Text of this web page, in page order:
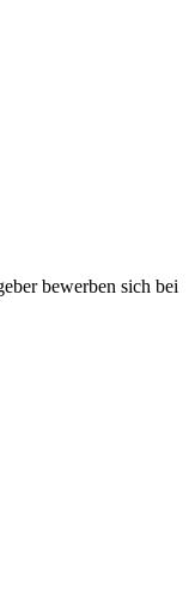
bewerben sich bei